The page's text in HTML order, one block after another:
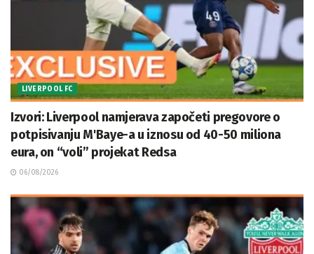
LIVERPOOL FC
Izvori: Liverpool namjerava započeti pregovore o
potpisivanju M'Baye-a u iznosu od 40-50 miliona
eura, on “voli” projekat Redsa
06/08/2026